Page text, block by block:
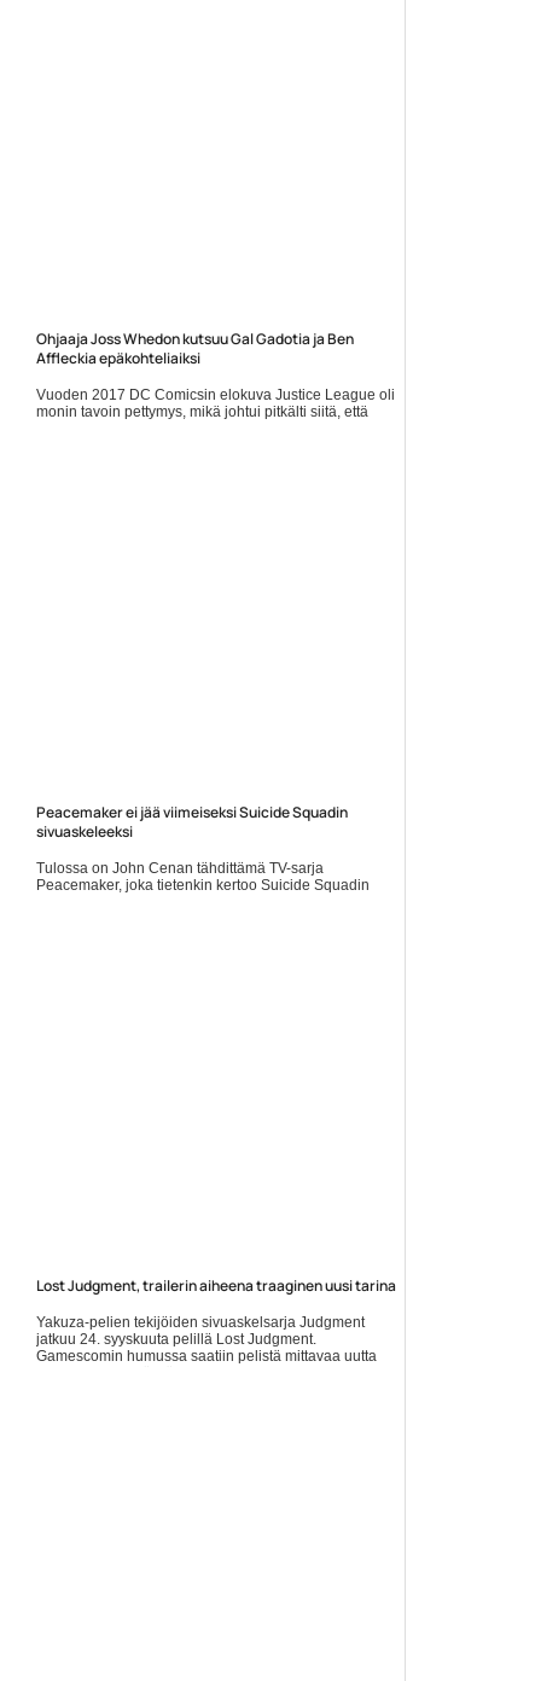
Ohjaaja Joss Whedon kutsuu Gal Gadotia ja Ben
Affleckia epäkohteliaiksi
Vuoden 2017 DC Comicsin elokuva Justice League oli
monin tavoin pettymys, mikä johtui pitkälti siitä, että
Peacemaker ei jää viimeiseksi Suicide Squadin
sivuaskeleeksi
Tulossa on John Cenan tähdittämä TV-sarja
Peacemaker, joka tietenkin kertoo Suicide Squadin
Lost Judgment, trailerin aiheena traaginen uusi tarina
Yakuza-pelien tekijöiden sivuaskelsarja Judgment
jatkuu 24. syyskuuta pelillä Lost Judgment.
Gamescomin humussa saatiin pelistä mittavaa uutta